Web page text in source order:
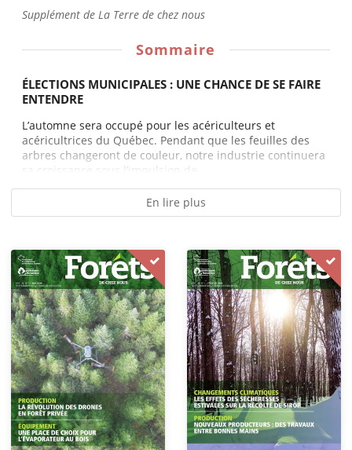
Supplément de La Terre de chez nous
Sommaire
ÉLECTIONS MUNICIPALES : UNE CHANCE DE SE FAIRE
ENTENDRE
L’automne sera occupé pour les acériculteurs et
acéricultrices du Québec. Pendant que les feuilles des
arbres changeront de couleur, notre industrie continuera
sa croissance sous l’impulsion de...
En lire plus